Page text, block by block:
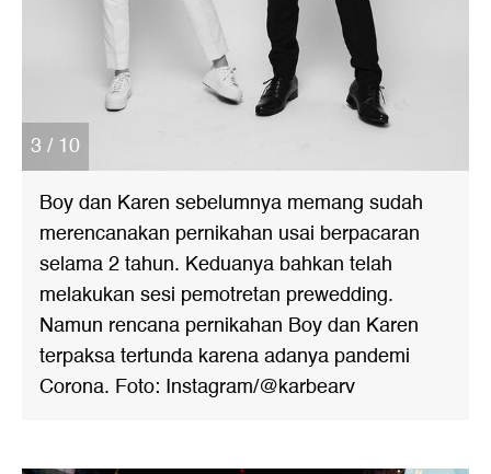
3 / 10
Boy dan Karen sebelumnya memang sudah
merencanakan pernikahan usai berpacaran
selama 2 tahun. Keduanya bahkan telah
melakukan sesi pemotretan prewedding.
Namun rencana pernikahan Boy dan Karen
terpaksa tertunda karena adanya pandemi
Corona. Foto: Instagram/@karbearv